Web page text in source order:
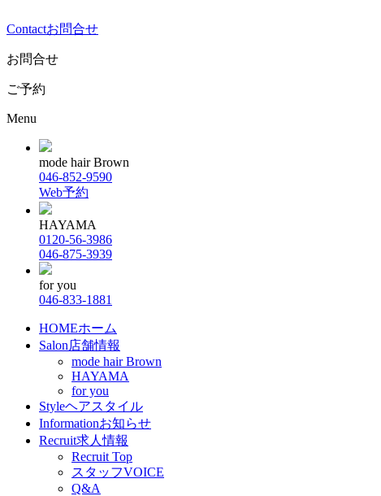
Contactお問合せ
お問合せ
ご予約
Menu
mode hair Brown
046-852-9590
Web予約
HAYAMA
0120-56-3986
046-875-3939
for you
046-833-1881
HOMEホーム
Salon店舗情報
mode hair Brown
HAYAMA
for you
Styleヘアスタイル
Informationお知らせ
Recruit求人情報
Recruit Top
スタッフVOICE
Q&A